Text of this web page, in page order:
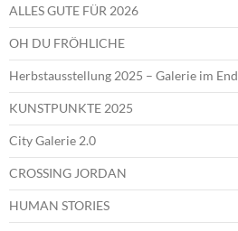
ALLES GUTE FÜR 2026
OH DU FRÖHLICHE
Herbstausstellung 2025 – Galerie im End
KUNSTPUNKTE 2025
City Galerie 2.0
CROSSING JORDAN
HUMAN STORIES